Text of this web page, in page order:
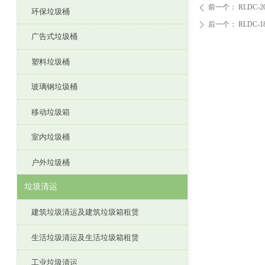
ꄴ 前一个： RLDC-
ꄲ 后一个： RLDC-
环保垃圾桶
广告式垃圾桶
塑料垃圾桶
玻璃钢垃圾桶
移动垃圾箱
室内垃圾桶
户外垃圾桶
垃圾清运
建筑垃圾清运及建筑垃圾箱租赁
生活垃圾清运及生活垃圾箱租赁
工业垃圾清运